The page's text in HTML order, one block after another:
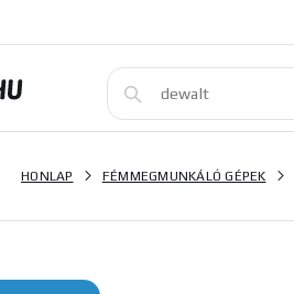
HONLAP FÉMMEGMUNKÁLÓ GÉPEK